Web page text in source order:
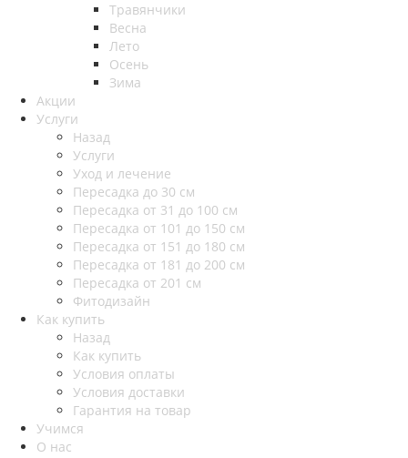
Травянчики
Весна
Лето
Осень
Зима
Акции
Услуги
Назад
Услуги
Уход и лечение
Пересадка до 30 см
Пересадка от 31 до 100 см
Пересадка от 101 до 150 см
Пересадка от 151 до 180 см
Пересадка от 181 до 200 см
Пересадка от 201 см
Фитодизайн
Как купить
Назад
Как купить
Условия оплаты
Условия доставки
Гарантия на товар
Учимся
О нас